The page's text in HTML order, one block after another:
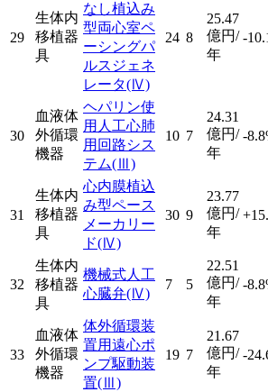
29
生体内
移植器
具
なし植込み
型両心室ペ
ーシングパ
ルスジェネ
レータ(Ⅳ)
24 8
25.47
億円/
年
-
30
血液体
外循環
機器
ヘパリン使
用人工心肺
用回路シス
テム(Ⅲ)
10 7
24.31
億円/
年
-
31
生体内
移植器
具
心内膜植込
み型ペース
メーカリー
ド(Ⅳ)
30 9
23.77
億円/
年
32
生体内
移植器
具
機械式人工
心臓弁(Ⅳ)
7 5
22.51
億円/
年
-
33
血液体
外循環
機器
体外循環装
置用遠心ポ
ンプ駆動装
置(Ⅲ)
19 7
21.67
億円/
年
-